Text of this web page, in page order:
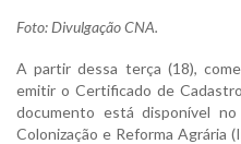
Foto: Divulgação CNA.
A partir dessa terça (18),
emitir o Certificado de
documento está disponível
Colonização e Reforma Agrária